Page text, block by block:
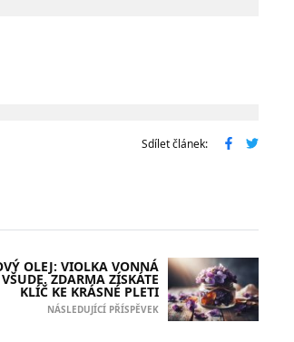
Sdílet článek:
OLEJ: VIOLKA VONNÁ
VŠUDE. ZDARMA ZÍSKÁTE
KLÍČ KE KRÁSNÉ PLETI
NÁSLEDUJÍCÍ PŘÍSPĚVEK